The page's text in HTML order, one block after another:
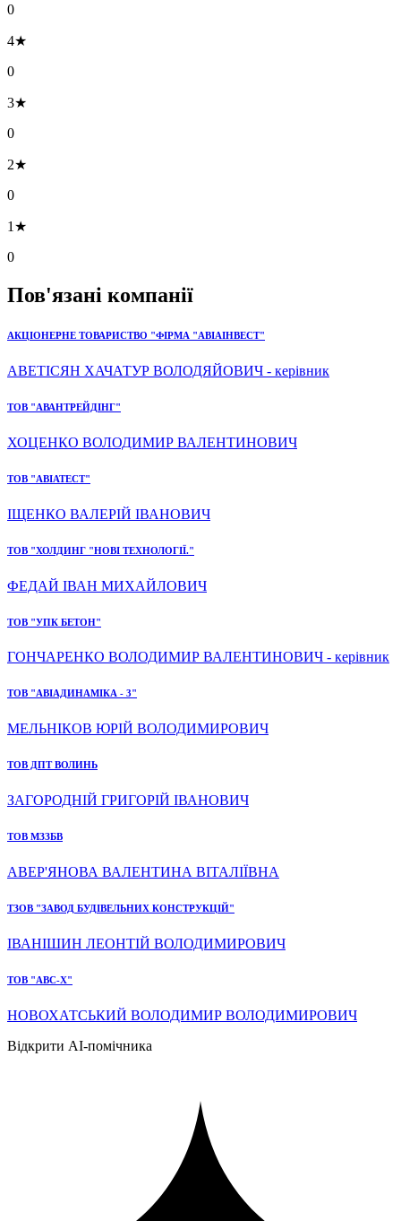
0
4★
0
3★
0
2★
0
1★
0
Пов'язані компанії
АКЦІОНЕРНЕ ТОВАРИСТВО "ФІРМА "АВІАІНВЕСТ"
АВЕТІСЯН ХАЧАТУР ВОЛОДЯЙОВИЧ - керівник
ТОВ "АВАНТРЕЙДІНГ"
ХОЦЕНКО ВОЛОДИМИР ВАЛЕНТИНОВИЧ
ТОВ "АВІАТЕСТ"
ІЩЕНКО ВАЛЕРІЙ ІВАНОВИЧ
ТОВ "ХОЛДИНГ "НОВІ ТЕХНОЛОГІЇ."
ФЕДАЙ ІВАН МИХАЙЛОВИЧ
ТОВ "УПК БЕТОН"
ГОНЧАРЕНКО ВОЛОДИМИР ВАЛЕНТИНОВИЧ - керівник
ТОВ "АВІАДИНАМІКА - 3"
МЕЛЬНІКОВ ЮРІЙ ВОЛОДИМИРОВИЧ
ТОВ ДПТ ВОЛИНЬ
ЗАГОРОДНІЙ ГРИГОРІЙ ІВАНОВИЧ
ТОВ МЗЗБВ
АВЕР'ЯНОВА ВАЛЕНТИНА ВІТАЛІЇВНА
ТЗОВ "ЗАВОД БУДІВЕЛЬНИХ КОНСТРУКЦІЙ"
ІВАНІШИН ЛЕОНТІЙ ВОЛОДИМИРОВИЧ
ТОВ "АВС-Х"
НОВОХАТСЬКИЙ ВОЛОДИМИР ВОЛОДИМИРОВИЧ
Відкрити AI-помічника